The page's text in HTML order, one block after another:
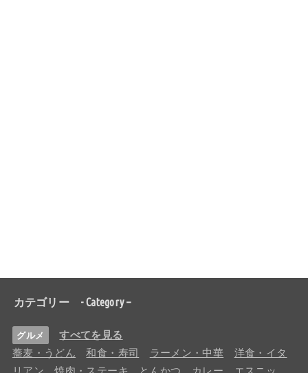
カテゴリー - Category –
グルメ すべてを見る
蕎麦・うどん 和食・寿司 ラーメン・中華
洋食・イタ